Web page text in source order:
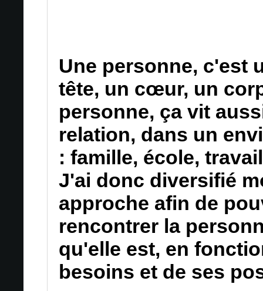
Une personne, c'est
tête, un cœur, un
personne, ça vit
relation, dans un
: famille, école,
J'ai donc diversifié
approche afin de
rencontrer la
qu'elle est, en
besoins et de ses